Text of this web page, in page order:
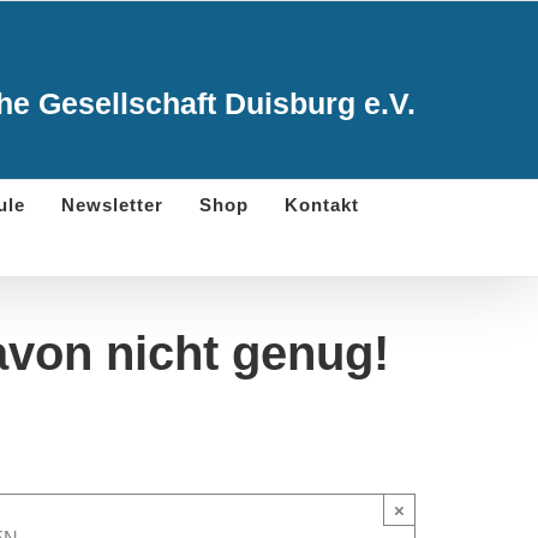
Gesellschaft Duisburg e.V.
Newsletter Shop Kontakt
nicht genug!
×